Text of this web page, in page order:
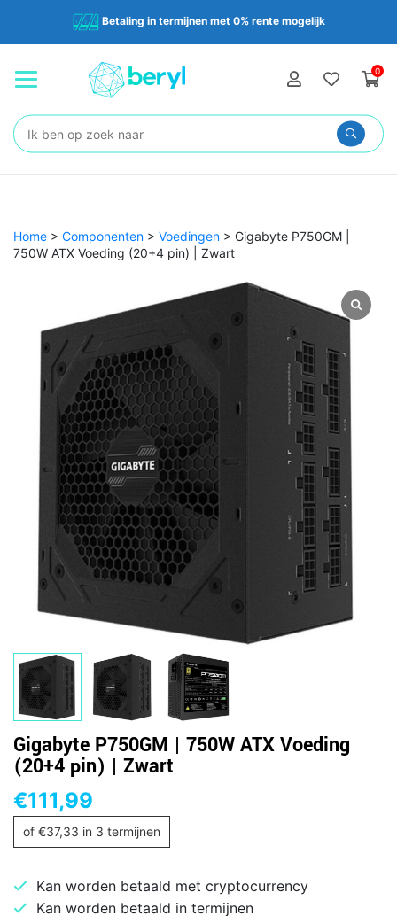
Betaling in termijnen met 0% rente mogelijk
0
Zoeken:
Home > Componenten > Voedingen > Gigabyte P750GM |
750W ATX Voeding (20+4 pin) | Zwart
Gigabyte P750GM | 750W ATX Voeding
(20+4 pin) | Zwart
€111,99
of €37,33 in 3 termijnen
Kan worden betaald met cryptocurrency
Kan worden betaald in termijnen